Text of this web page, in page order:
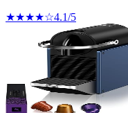
★★★★☆4.1/5